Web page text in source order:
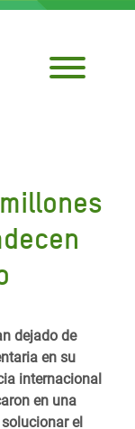
dejado de
en su
internacional
en una
el